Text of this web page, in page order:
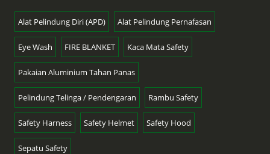
Alat Pelindung Diri (APD) Alat Pelindung Pernafasan
Eye Wash FIRE BLANKET Kaca Mata Safety
Pakaian Aluminium Tahan Panas
Pelindung Telinga / Pendengaran Rambu Safety
Safety Harness Safety Helmet Safety Hood
Sepatu Safety